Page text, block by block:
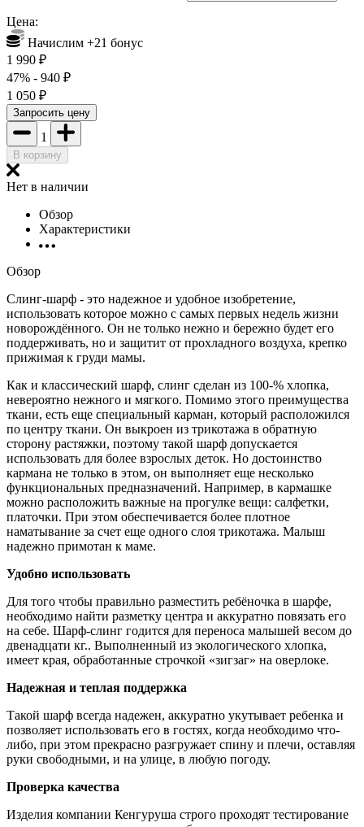
Цена:
Начислим +21 бонус
1 990 ₽
47% - 940 ₽
1 050 ₽
Запросить цену
1
В корзину
Нет в наличии
Обзор
Характеристики
Обзор
Слинг-шарф - это надежное и удобное изобретение,
использовать которое можно с самых первых недель жизни
новорождённого. Он не только нежно и бережно будет его
поддерживать, но и защитит от прохладного воздуха, крепко
прижимая к груди мамы.
Как и классический шарф, слинг сделан из 100-% хлопка,
невероятно нежного и мягкого. Помимо этого преимущества
ткани, есть еще специальный карман, который расположился
по центру ткани. Он выкроен из трикотажа в обратную
сторону растяжки, поэтому такой шарф допускается
использовать для более взрослых деток. Но достоинство
кармана не только в этом, он выполняет еще несколько
функциональных предназначений. Например, в кармашке
можно расположить важные на прогулке вещи: салфетки,
платочки. При этом обеспечивается более плотное
наматывание за счет еще одного слоя трикотажа. Малыш
надежно примотан к маме.
Удобно использовать
Для того чтобы правильно разместить ребёночка в шарфе,
необходимо найти разметку центра и аккуратно повязать его
на себе. Шарф-слинг годится для переноса малышей весом до
двенадцати кг.. Выполненный из экологического хлопка,
имеет края, обработанные строчкой «зигзаг» на оверлоке.
Надежная и теплая поддержка
Такой шарф всегда надежен, аккуратно укутывает ребенка и
позволяет использовать его в гостях, когда необходимо что-
либо, при этом прекрасно разгружает спину и плечи, оставляя
руки свободными, и на улице, в любую погоду.
Проверка качества
Изделия компании Кенгуруша строго проходят тестирование